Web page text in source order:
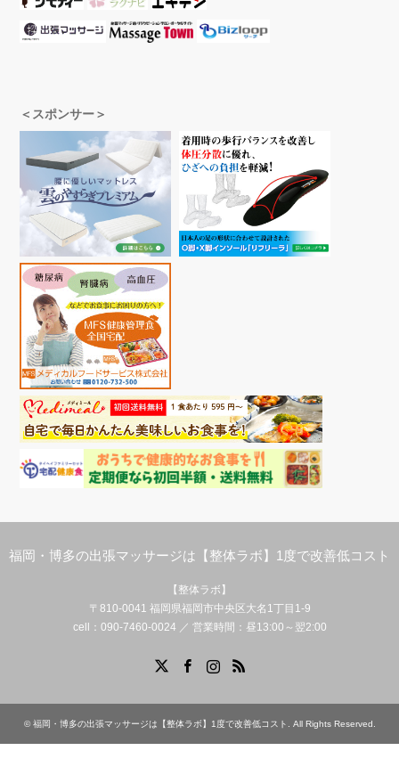
＜スポンサー＞
福岡・博多の出張マッサージは【整体ラボ】1度で改善低コスト
【整体ラボ】
〒810-0041 福岡県福岡市中央区大名1丁目1-9
cell：090-7460-0024 ／ 営業時間：昼13:00～翌2:00
RSS
©福岡・博多の出張マッサージは【整体ラボ】1度で改善低コスト . All Rights Reserved.